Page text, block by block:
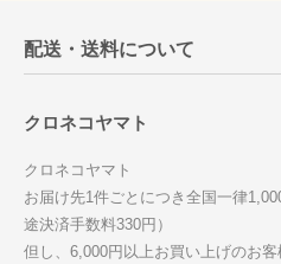
配送・送料について
クロネコヤマト
クロネコヤマト
お届け先1件ごとにつき全国一律
途決済手数料330円）
但し、6,000円以上お買い上げのお